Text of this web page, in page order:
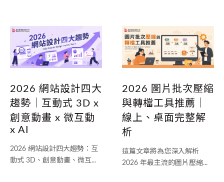
2026 網站設計四大
趨勢｜互動式 3D x
創意動畫 x 微互動
x AI
2026 網站設計四大趨勢：互
動式 3D、創意動畫、微互...
2026 圖片批次壓縮
與轉檔工具推薦｜
線上、桌面完整解
析
這篇文章將為您深入解析
2026 年最主流的圖片壓縮...